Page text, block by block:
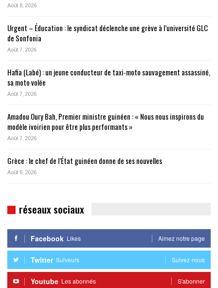
Août 8, 2026
Urgent – Éducation : le syndicat déclenche une grève à l’université GLC
de Sonfonia
Août 7, 2026
Hafia (Labé) : un jeune conducteur de taxi-moto sauvagement assassiné,
sa moto volée
Août 7, 2026
Amadou Oury Bah, Premier ministre guinéen : « Nous nous inspirons du
modèle ivoirien pour être plus performants »
Août 7, 2026
Grèce : le chef de l’État guinéen donne de ses nouvelles
Août 6, 2026
réseaux sociaux
Facebook Likes Aimez notre page
Twitter Suiveurs Suivez-nous
Youtube Les abonnés S'abonner